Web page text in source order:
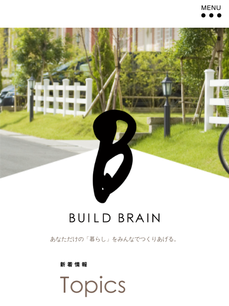
あなただけの「暮らし」をみんなでつくりあげる。